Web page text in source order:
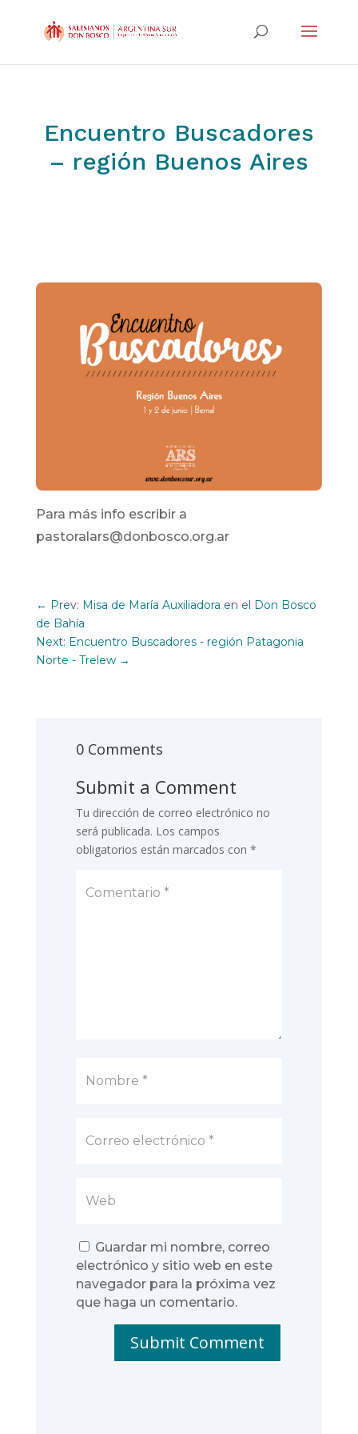
Encuentro Buscadores
– región Buenos Aires
Para más info escribir a
pastoralars@donbosco.org.ar
← Prev: Misa de María Auxiliadora en el Don Bosco
de Bahía
Next: Encuentro Buscadores - región Patagonia
Norte - Trelew→
0 Comments
Submit a Comment
Tu dirección de correo electrónico no
será publicada. Los campos
obligatorios están marcados con *
Guardar mi nombre, correo
electrónico y sitio web en este
navegador para la próxima vez
que haga un comentario.
Submit Comment